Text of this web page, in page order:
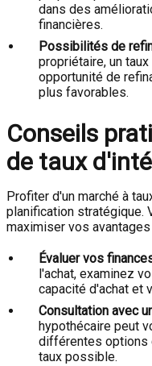
dans des
financières.
Possibilités de
propriétaire, un
opportunité de
plus favorables.
Conseils
de taux
Profiter d'un marché à
planification stratégique.
maximiser vos avantages
Évaluer vos
l'achat, examinez
capacité d'achat et
Consultation avec
hypothécaire peut
différentes options
taux possible.